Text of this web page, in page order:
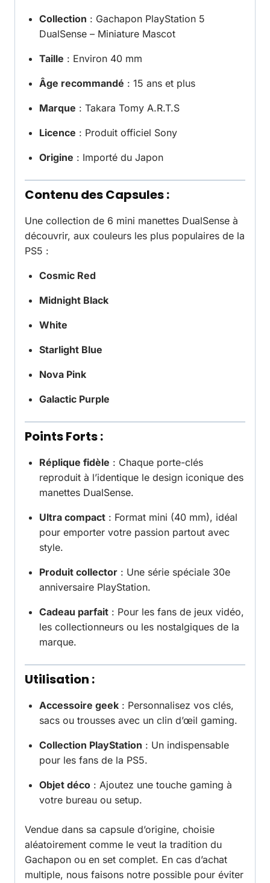
Collection : Gachapon PlayStation 5
DualSense – Miniature Mascot
Taille : Environ 40 mm
Âge recommandé : 15 ans et plus
Marque : Takara Tomy A.R.T.S
Licence : Produit officiel Sony
Origine : Importé du Japon
Contenu des Capsules :
Une collection de 6 mini manettes DualSense à
découvrir, aux couleurs les plus populaires de la
PS5 :
Cosmic Red
Midnight Black
White
Starlight Blue
Nova Pink
Galactic Purple
Points Forts :
Réplique fidèle : Chaque porte-clés
reproduit à l’identique le design iconique des
manettes DualSense.
Ultra compact : Format mini (40 mm), idéal
pour emporter votre passion partout avec
style.
Produit collector : Une série spéciale 30e
anniversaire PlayStation.
Cadeau parfait : Pour les fans de jeux vidéo,
les collectionneurs ou les nostalgiques de la
marque.
Utilisation :
Accessoire geek : Personnalisez vos clés,
sacs ou trousses avec un clin d’œil gaming.
Collection PlayStation : Un indispensable
pour les fans de la PS5.
Objet déco : Ajoutez une touche gaming à
votre bureau ou setup.
Vendue dans sa capsule d’origine, choisie
aléatoirement comme le veut la tradition du
Gachapon ou en set complet. En cas d’achat
multiple, nous faisons notre possible pour éviter